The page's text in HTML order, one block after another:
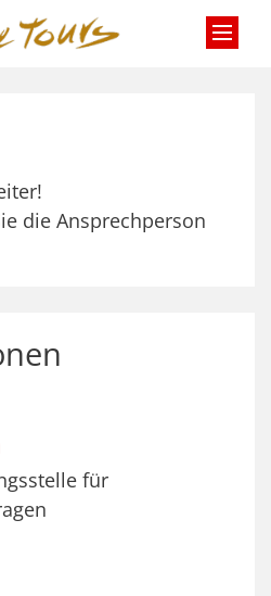
die Ansprechperson
für